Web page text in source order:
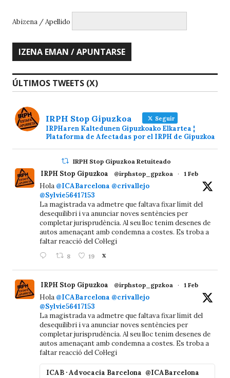
Abizena / Apellido
ÚLTIMOS TWEETS (X)
IRPH Stop Gipuzkoa Seguir
IRPHaren Kaltedunen Gipuzkoako Elkartea ¦
Plataforma de Afectadas por el IRPH de Gipuzkoa
IRPH Stop Gipuzkoa Retuiteado
IRPH Stop Gipuzkoa @irphstop_gpzkoa · 1 Feb
Hola @ICABarcelona @crivallejo
@Sylvie56417153
La magistrada va admetre que faltava fixar límit del
desequilibri i va anunciar noves sentències per
completar jurisprudència. Al seu lloc tenim desenes de
autos amenaçant amb condemna a costes. Es troba a
faltar reacció del Col·legi
8 19 X
IRPH Stop Gipuzkoa @irphstop_gpzkoa · 1 Feb
Hola @ICABarcelona @crivallejo
@Sylvie56417153
La magistrada va admetre que faltava fixar límit del
desequilibri i va anunciar noves sentències per
completar jurisprudència. Al seu lloc tenim desenes de
autos amenaçant amb condemna a costes. Es troba a
faltar reacció del Col·legi
ICAB · Advocacia Barcelona @ICABarcelona